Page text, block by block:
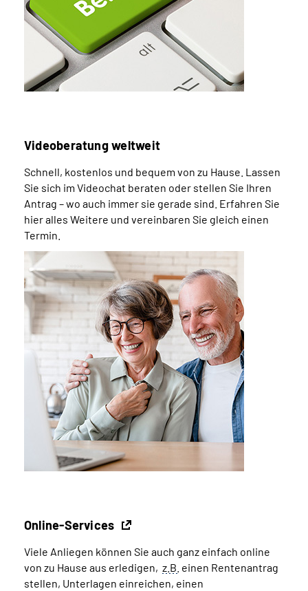
Videoberatung weltweit
Schnell, kostenlos und bequem von zu Hause. Lassen
Sie sich im Videochat beraten oder stellen Sie Ihren
Antrag – wo auch immer sie gerade sind. Erfahren Sie
hier alles Weitere und vereinbaren Sie gleich einen
Termin.
Online-Services
Viele Anliegen können Sie auch ganz einfach online
von zu Hause aus erledigen, z.B. einen Rentenantrag
stellen, Unterlagen einreichen, einen